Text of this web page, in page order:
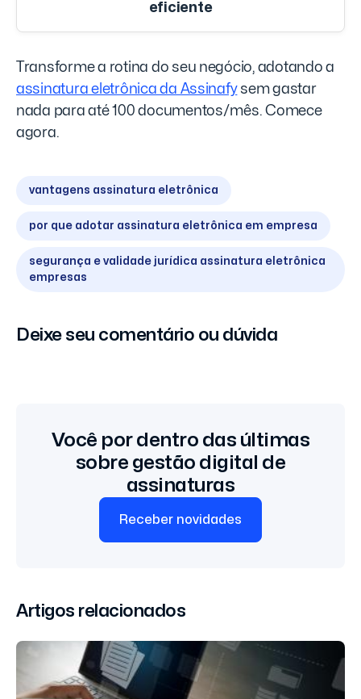
eficiente
Transforme a rotina do seu negócio, adotando a
assinatura eletrônica da Assinafysem gastar
nada para até 100 documentos/mês. Comece
agora.
vantagens assinatura eletrônica
por que adotar assinatura eletrônica em empresa
segurança e validade jurídica assinatura eletrônica
empresas
Deixe seu comentário ou dúvida
Você por dentro das últimas
sobre gestão digital de
assinaturas
Receber novidades
Artigos relacionados